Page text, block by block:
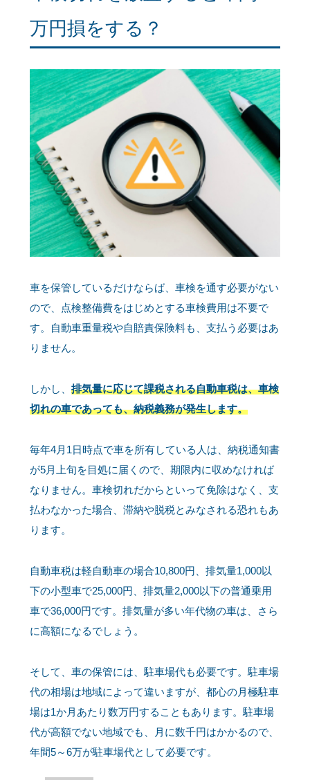
万円損をする？
車を保管しているだけならば、車検を通す必要がない
ので、点検整備費をはじめとする車検費用は不要で
す。自動車重量税や自賠責保険料も、支払う必要はあ
りません。
しかし、 排気量に応じて課税される自動車税は、車検
切れの車であっても、納税義務が発生します。
毎年4月1日時点で車を所有している人は、納税通知書
が5月上旬を目処に届くので、期限内に収めなければ
なりません。車検切れだからといって免除はなく、支
払わなかった場合、滞納や脱税とみなされる恐れもあ
ります。
自動車税は軽自動車の場合10,800円、排気量1,000以
下の小型車で25,000円、排気量2,000以下の普通乗用
車で36,000円です。排気量が多い年代物の車は、さら
に高額になるでしょう。
そして、車の保管には、駐車場代も必要です。駐車場
代の相場は地域によって違いますが、都心の月極駐車
場は1か月あたり数万円することもあります。駐車場
代が高額でない地域でも、月に数千円はかかるので、
年間5～6万が駐車場代として必要です。